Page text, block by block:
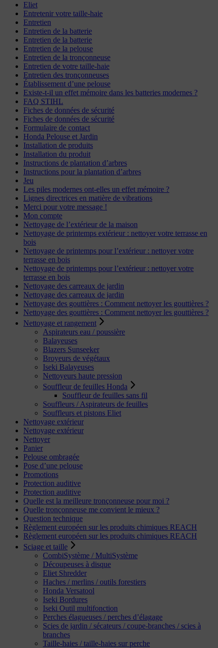
Eliet
Entretenir votre taille-haie
Entretien
Entretien de la batterie
Entretien de la batterie
Entretien de la pelouse
Entretien de la tronçonneuse
Entretien de votre taille-haie
Entretien des tronçonneuses
Établissement d’une pelouse
Existe-t-il un effet mémoire dans les batteries modernes ?
FAQ STIHL
Fiches de données de sécurité
Fiches de données de sécurité
Formulaire de contact
Honda Pelouse et Jardin
Installation de produits
Installation du produit
Instructions de plantation d’arbres
Instructions pour la plantation d’arbres
Jeu
Les piles modernes ont-elles un effet mémoire ?
Lignes directrices en matière de vibrations
Merci pour votre message !
Mon compte
Nettoyage de l’extérieur de la maison
Nettoyage de printemps extérieur : nettoyer votre terrasse en
bois
Nettoyage de printemps pour l’extérieur : nettoyer votre
terrasse en bois
Nettoyage de printemps pour l’extérieur : nettoyer votre
terrasse en bois
Nettoyage des carreaux de jardin
Nettoyage des carreaux de jardin
Nettoyage des gouttières : Comment nettoyer les gouttières ?
Nettoyage des gouttières : Comment nettoyer les gouttières ?
Nettoyage et rangement
Aspirateurs eau / poussière
Balayeuses
Blazers Sunseeker
Broyeurs de végétaux
Iseki Balayeuses
Nettoyeurs haute pression
Souffleur de feuilles Honda
Souffleur de feuilles sans fil
Souffleurs / Aspirateurs de feuilles
Souffleurs et pistons Eliet
Nettoyage extérieur
Nettoyage extérieur
Nettoyer
Panier
Pelouse ombragée
Pose d’une pelouse
Promotions
Protection auditive
Protection auditive
Quelle est la meilleure tronçonneuse pour moi ?
Quelle tronçonneuse me convient le mieux ?
Question technique
Règlement européen sur les produits chimiques REACH
Règlement européen sur les produits chimiques REACH
Sciage et taille
CombiSystème / MultiSystème
Découpeuses à disque
Eliet Shredder
Haches / merlins / outils forestiers
Honda Versatool
Iseki Bordures
Iseki Outil multifonction
Perches élagueuses / perches d’élagage
Scies de jardin / sécateurs / coupe-branches / scies à
branches
Taille-haies / taille-haies sur perche